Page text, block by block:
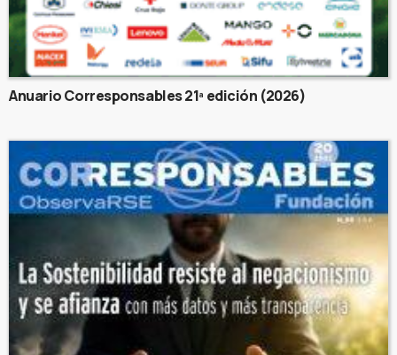
Anuario Corresponsables 21ª edición (2026)